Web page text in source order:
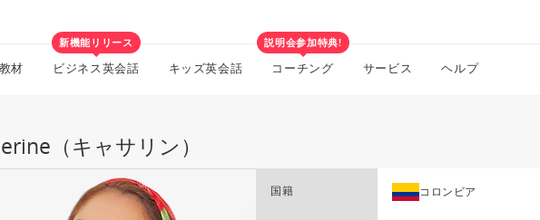
材
新機能リリース
ビジネス英会話 キッズ英会話
説明会参加特典!
コーチング サービス ヘルプ
（キャサリン）
国籍 コロンビア